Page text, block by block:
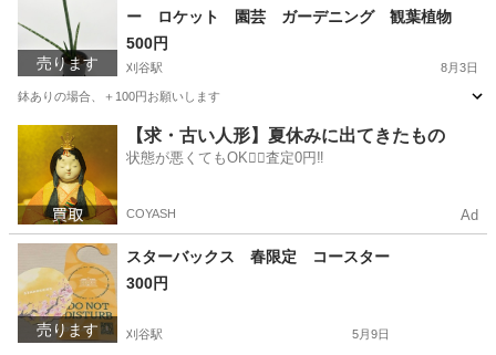
売ります
ー ロケット 園芸 ガーデニング 観葉植物
500円
刈谷駅 8月3日
鉢ありの場合、＋100円お願いします
刈谷駅 家庭用品 サンセベリア
【求・古い人形】夏休みに出てきたもの
状態が悪くてもOK🙆‍♀️査定0円‼️
COYASH Ad
売ります
スターバックス 春限定 コースター
300円
刈谷駅 5月9日